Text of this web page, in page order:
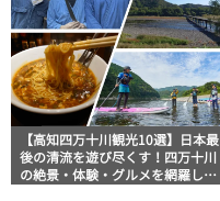
【高知四万十川観光10選】日本最
後の清流を遊び尽くす！四万十川
の絶景・体験・グルメを網羅した